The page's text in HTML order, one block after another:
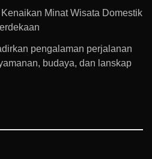
Minat Wisata Domestik
pengalaman perjalanan
budaya, dan lanskap